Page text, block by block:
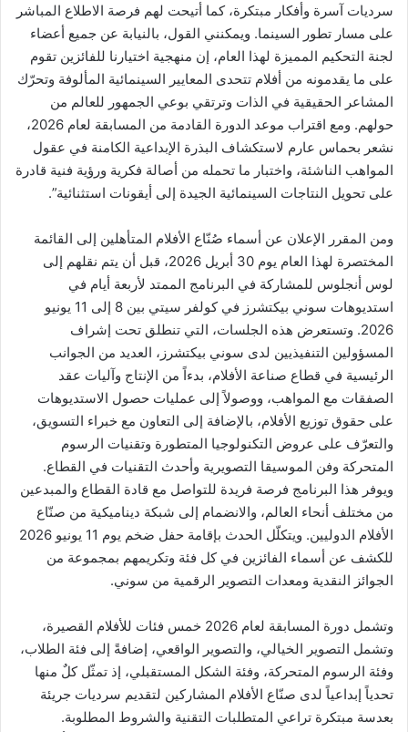
سرديات آسرة وأفكار مبتكرة، كما أتيحت لهم فرصة الاطلاع المباشر
على مسار تطور السينما. ويمكنني القول، بالنيابة عن جميع أعضاء
لجنة التحكيم المميزة لهذا العام، إن منهجية اختيارنا للفائزين تقوم
على ما يقدمونه من أفلام تتحدى المعايير السينمائية المألوفة وتحرّك
المشاعر الحقيقية في الذات وترتقي بوعي الجمهور للعالم من
حولهم. ومع اقتراب موعد الدورة القادمة من المسابقة لعام 2026،
نشعر بحماس عارم لاستكشاف البذرة الإبداعية الكامنة في عقول
المواهب الناشئة، واختبار ما تحمله من أصالة فكرية ورؤية فنية قادرة
على تحويل النتاجات السينمائية الجيدة إلى أيقونات استثنائية”.
ومن المقرر الإعلان عن أسماء صُنّاع الأفلام المتأهلين إلى القائمة
المختصرة لهذا العام يوم 30 أبريل 2026، قبل أن يتم نقلهم إلى
لوس أنجلوس للمشاركة في البرنامج الممتد لأربعة أيام في
استديوهات سوني بيكتشرز في كولفر سيتي بين 8 إلى 11 يونيو
2026. وتستعرض هذه الجلسات، التي تنطلق تحت إشراف
المسؤولين التنفيذيين لدى سوني بيكتشرز، العديد من الجوانب
الرئيسية في قطاع صناعة الأفلام، بدءاً من الإنتاج وآليات عقد
الصفقات مع المواهب، ووصولاً إلى عمليات حصول الاستديوهات
على حقوق توزيع الأفلام، بالإضافة إلى التعاون مع خبراء التسويق،
والتعرّف على عروض التكنولوجيا المتطورة وتقنيات الرسوم
المتحركة وفن الموسيقا التصويرية وأحدث التقنيات في القطاع.
ويوفر هذا البرنامج فرصة فريدة للتواصل مع قادة القطاع والمبدعين
من مختلف أنحاء العالم، والانضمام إلى شبكة ديناميكية من صنّاع
الأفلام الدوليين. ويتكلّل الحدث بإقامة حفل ضخم يوم 11 يونيو 2026
للكشف عن أسماء الفائزين في كل فئة وتكريمهم بمجموعة من
الجوائز النقدية ومعدات التصوير الرقمية من سوني.
وتشمل دورة المسابقة لعام 2026 خمس فئات للأفلام القصيرة،
وتشمل التصوير الخيالي، والتصوير الواقعي، إضافةً إلى فئة الطلاب،
وفئة الرسوم المتحركة، وفئة الشكل المستقبلي، إذ تمثّل كلٌ منها
تحدياً إبداعياً لدى صنّاع الأفلام المشاركين لتقديم سرديات جريئة
بعدسة مبتكرة تراعي المتطلبات التقنية والشروط المطلوبة.